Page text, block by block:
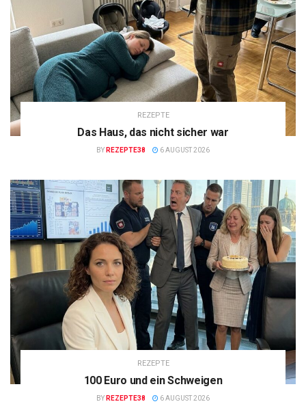
REZEPTE
Das Haus, das nicht sicher war
BY REZEPTE38 6 AUGUST 2026
REZEPTE
100 Euro und ein Schweigen
BY REZEPTE38 6 AUGUST 2026